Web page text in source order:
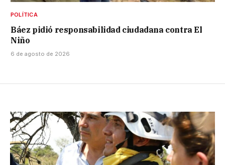
POLÍTICA
Báez pidió responsabilidad ciudadana contra El
Niño
6 de agosto de 2026